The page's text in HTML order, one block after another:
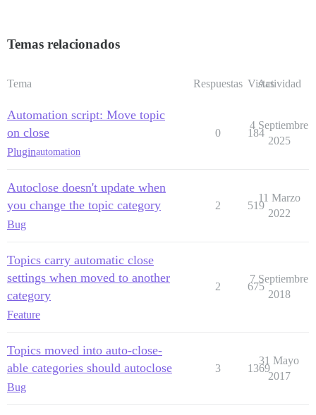
Temas relacionados
Tema Respuestas Vistas
Actividad
Automation script: Move topic
on close
Pluginautomation
0 184
4 Septiembre
2025
Autoclose doesn't update when
you change the topic category
Bug
2 519
11 Marzo
2022
Topics carry automatic close
settings when moved to another
category
Feature
2 675
7 Septiembre
2018
Topics moved into auto-close-
able categories should autoclose
Bug
3 1369
31 Mayo
2017